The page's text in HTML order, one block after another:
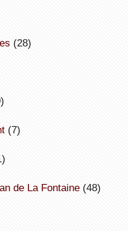
(28)
(7)
de La Fontaine(48)